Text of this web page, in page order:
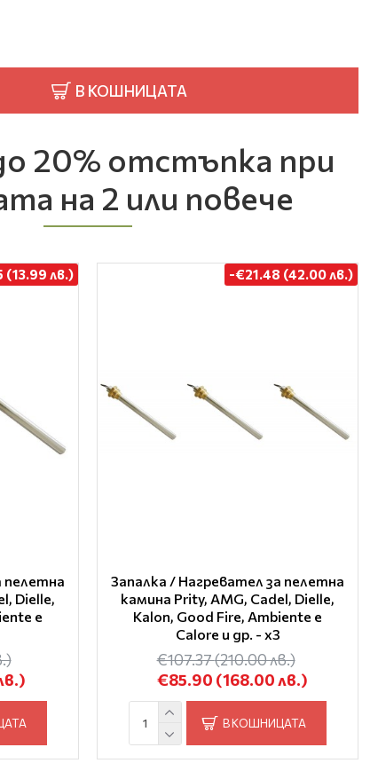
В КОШНИЦАТА
20% отстъпка при
на 2 или повече
(13.99 лв.)
пелетна
Dielle,
e
-€21.48 (42.00 лв.)
Запалка / Нагревател за пелетна
камина Prity, AMG, Cadel, Dielle,
Kalon, Good Fire, Ambiente e
Calore и др. - x3
€85.90 (168.00 лв.)
€107.37(210.00 лв.)
В КОШНИЦАТА